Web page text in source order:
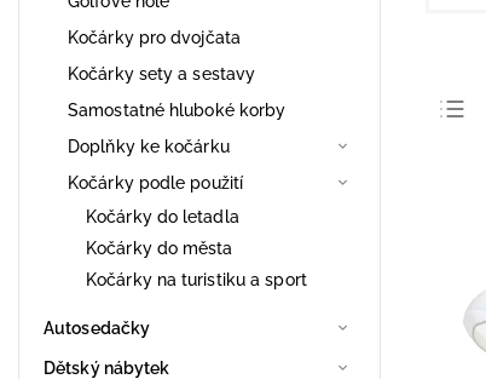
Kočárky pro dvojčata
Kočárky sety a sestavy
Samostatné hluboké korby
Doplňky ke kočárku
Kočárky podle použití
Kočárky do letadla
Kočárky do města
Kočárky na turistiku a sport
Autosedačky
Dětský nábytek